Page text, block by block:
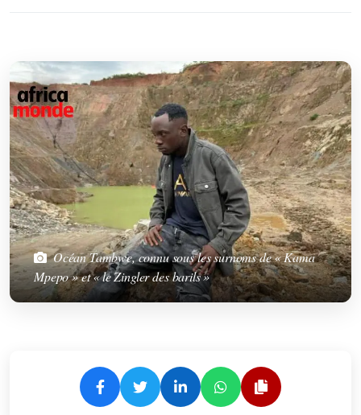
Océan Tambwe, connu sous les surnoms de « Kama
Mpepo » et « le Zingler des barils »